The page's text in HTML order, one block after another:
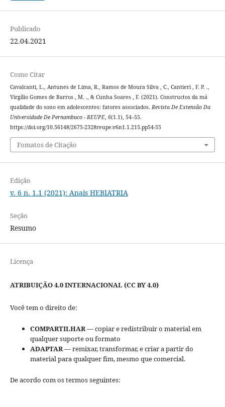
Publicado
22.04.2021
Como Citar
Cavalcanti, L., Antunes de Lima, R., Ramos de Moura Silva , C., Cantieri , F. P. .,
Virgílio Gomes de Barros , M. ., & Cunha Soares , F. (2021). Constructos da má
qualidade do sono em adolescentes: fatores associados. Revista De Extensão Da
Universidade De Pernambuco - REUPE, 6(1.1), 54–55.
https://doi.org/10.56148/2675-2328reupe.v6n1.1.215.pp54-55
Fomatos de Citação
Edição
v. 6 n. 1.1 (2021): Anais HEBIATRIA
Seção
Resumo
Licença
ATRIBUIÇÃO 4.0 INTERNACIONAL (CC BY 4.0)
Você tem o direito de:
COMPARTILHAR— copiar e redistribuir o material em
qualquer suporte ou formato
ADAPTAR— remixar, transformar, e criar a partir do
material para qualquer fim, mesmo que comercial.
De acordo com os termos seguintes: